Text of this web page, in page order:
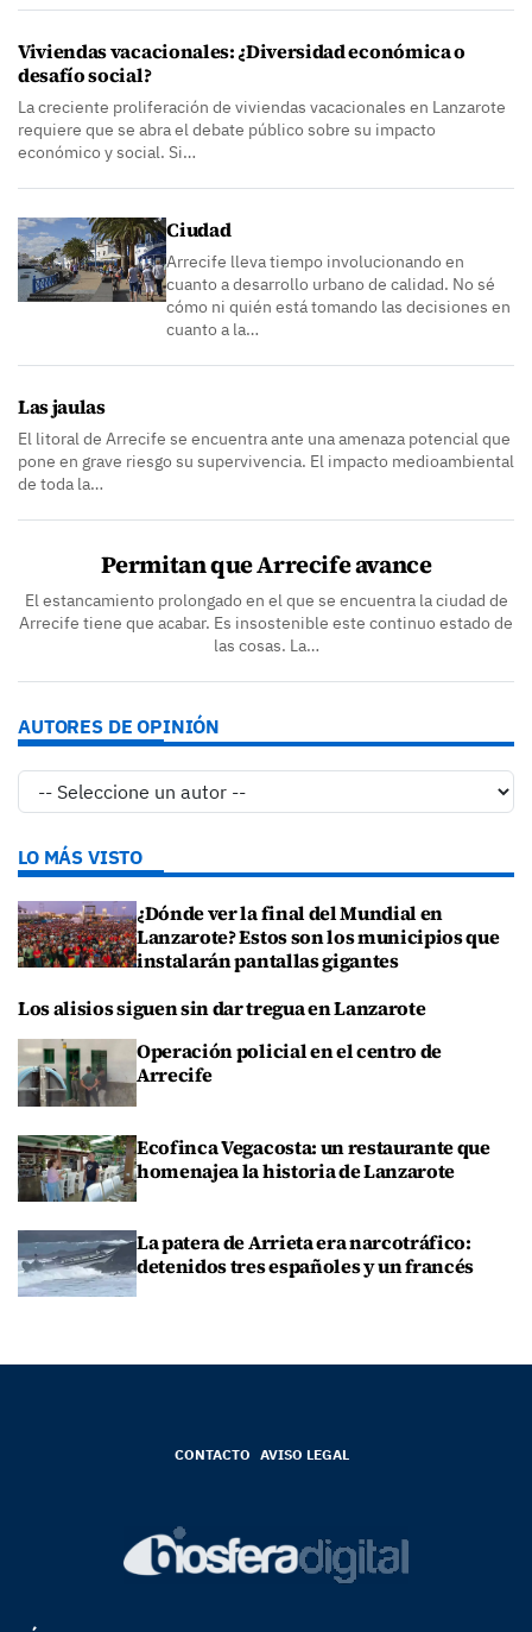
Viviendas vacacionales: ¿Diversidad económica o
desafío social?
La creciente proliferación de viviendas vacacionales en Lanzarote
requiere que se abra el debate público sobre su impacto
económico y social. Si…
Ciudad
Arrecife lleva tiempo involucionando en
cuanto a desarrollo urbano de calidad. No sé
cómo ni quién está tomando las decisiones en
cuanto a la…
Las jaulas
El litoral de Arrecife se encuentra ante una amenaza potencial que
pone en grave riesgo su supervivencia. El impacto medioambiental
de toda la…
Permitan que Arrecife avance
El estancamiento prolongado en el que se encuentra la ciudad de
Arrecife tiene que acabar. Es insostenible este continuo estado de
las cosas. La…
AUTORES DE OPINIÓN
LO MÁS VISTO
¿Dónde ver la final del Mundial en
Lanzarote? Estos son los municipios que
instalarán pantallas gigantes
Los alisios siguen sin dar tregua en Lanzarote
Operación policial en el centro de
Arrecife
Ecofinca Vegacosta: un restaurante que
homenajea la historia de Lanzarote
La patera de Arrieta era narcotráfico:
detenidos tres españoles y un francés
CONTACTO AVISO LEGAL